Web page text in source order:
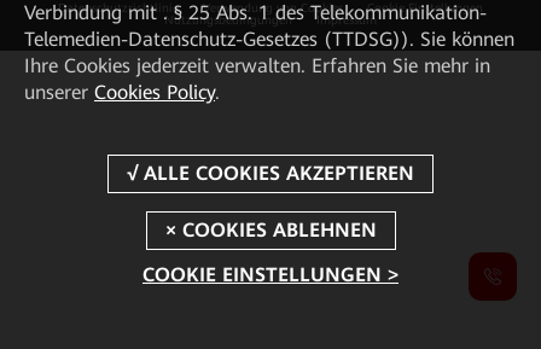
Datenschutzrichtlinie
Verwendung von Cookies
Cookie Einstellungen
Nutzungsbedingungen
Impressum
Verbindung mit . § 25 Abs. 1 des Telekommunikation-
Telemedien-Datenschutz-Gesetzes (TTDSG)). Sie können
Ihre Cookies jederzeit verwalten. Erfahren Sie mehr in
unserer Cookies Policy.
COOKIE EINSTELLUNGEN >